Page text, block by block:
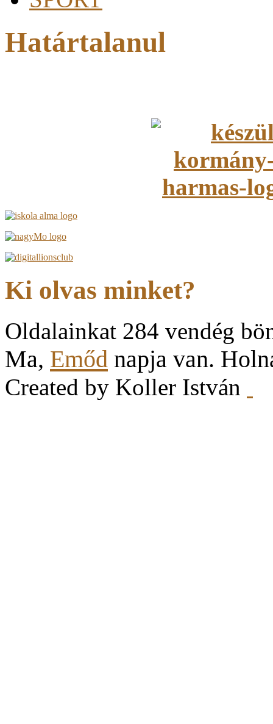
Határtalanul
Ki olvas minket?
Oldalainkat 284 vendég
Ma, Emőd napja van.
Created by Koller István